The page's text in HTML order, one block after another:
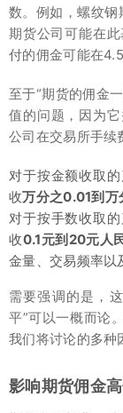
数。例如，螺纹钢
期货公司可能在
付的佣金可能在
至于“期货的佣金
值的问题，因为
公司在交易所手续
对于按金额收取
收万分之0.01到万
对于按手数收取
收0.1元到20元人
金量、交易频率以
需要强调的是，
平”可以一概而论
我们将讨论的多种
影响期货佣金